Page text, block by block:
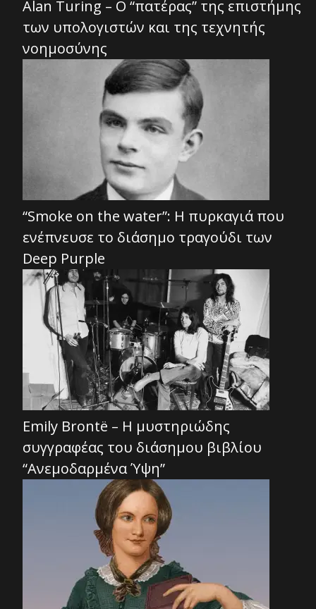
Alan Turing – Ο “πατέρας” της επιστήμης
των υπολογιστών και της τεχνητής
νοημοσύνης
“Smoke on the water”: Η πυρκαγιά που
ενέπνευσε το διάσημο τραγούδι των
Deep Purple
Emily Brontë – Η μυστηριώδης
συγγραφέας του διάσημου βιβλίου
“Ανεμοδαρμένα Ύψη”